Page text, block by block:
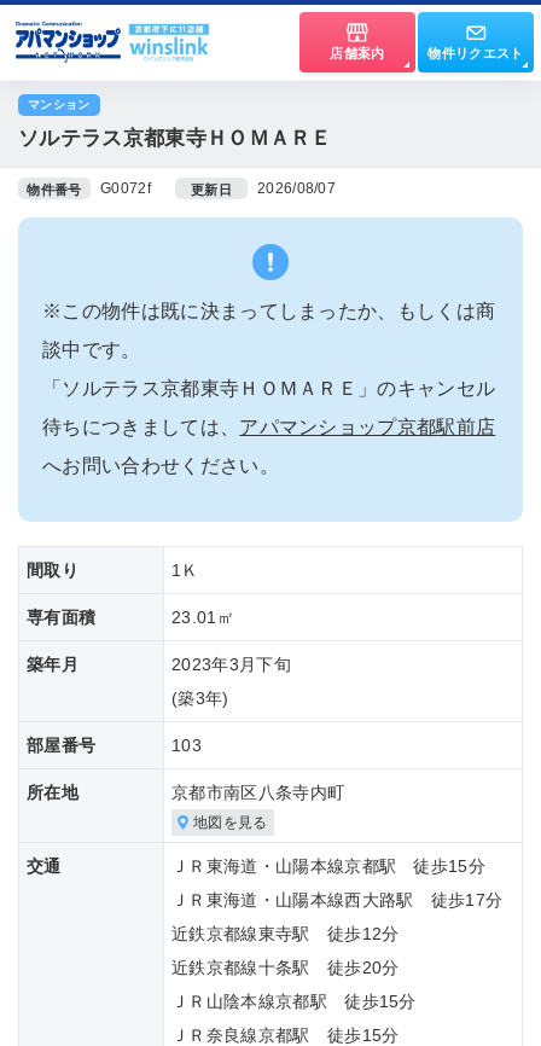
店舗案内 物件リクエスト
マンション
ソルテラス京都東寺ＨＯＭＡＲＥ
物件番号 G0072f 更新日 2026/08/07
※この物件は既に決まってしまったか、もしくは商
談中です。
「ソルテラス京都東寺ＨＯＭＡＲＥ」のキャンセル
待ちにつきましては、 アパマンショップ京都駅前店
へお問い合わせください。
間取り 1Ｋ
専有面積 23.01㎡
築年月
2023年3月下旬
(築3年)
部屋番号 103
所在地 京都市南区八条寺内町
地図を見る
交通
ＪＲ東海道・山陽本線京都駅 徒歩15分
ＪＲ東海道・山陽本線西大路駅 徒歩17分
近鉄京都線東寺駅 徒歩12分
近鉄京都線十条駅 徒歩20分
ＪＲ山陰本線京都駅 徒歩15分
ＪＲ奈良線京都駅 徒歩15分